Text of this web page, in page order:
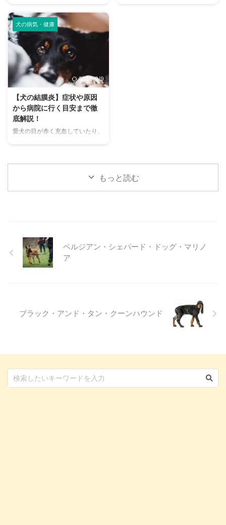
の情報を網羅的にご紹介します。
今 ...
まざまな鳴き声が聞こえてくるこ
とがありますよね。 チンチラは
犬や猫のように鳴き声で感情を表
現するため、その鳴き声の意味を
理解することは、愛チンチラとの
関係を深める上で非常に大切で
す。 この記事では、チンチラの
代表的な鳴き声の種類とその意味
鳴き声からわかるストレスや病気
のサイン、チンチラが鳴く理由を
理解して良好な関係を築くための
ヒントもご紹介します。 この記
ニ ...
る ...
犬の病気・健康
2025/9/9
【犬の結膜炎】症状や原因
から病院に行く目安まで徹
底解説！
愛犬の目が赤く充血していたり、
る目の病気ですが、原因や症状は
さまざまです。 この記事では、
炎かも？」と思ったときに、すぐ
に動物病院に行くべきかどうかの
判断基準や、病院での治療内容に
もっと読む
ベルジアン・シェパード・ドッグ・マリノ
ア
ブラック・アンド・タン・クーンハウンド